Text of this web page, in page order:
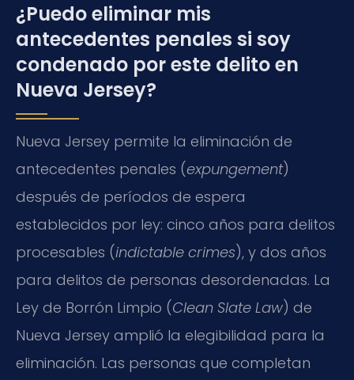
¿Puedo eliminar mis
antecedentes penales si soy
condenado por este delito en
Nueva Jersey?
Nueva Jersey permite la eliminación de
antecedentes penales (expungement)
después de períodos de espera
establecidos por ley: cinco años para delitos
procesables (indictable crimes), y dos años
para delitos de personas desordenadas. La
Ley de Borrón Limpio (Clean Slate Law) de
Nueva Jersey amplió la elegibilidad para la
eliminación. Las personas que completan